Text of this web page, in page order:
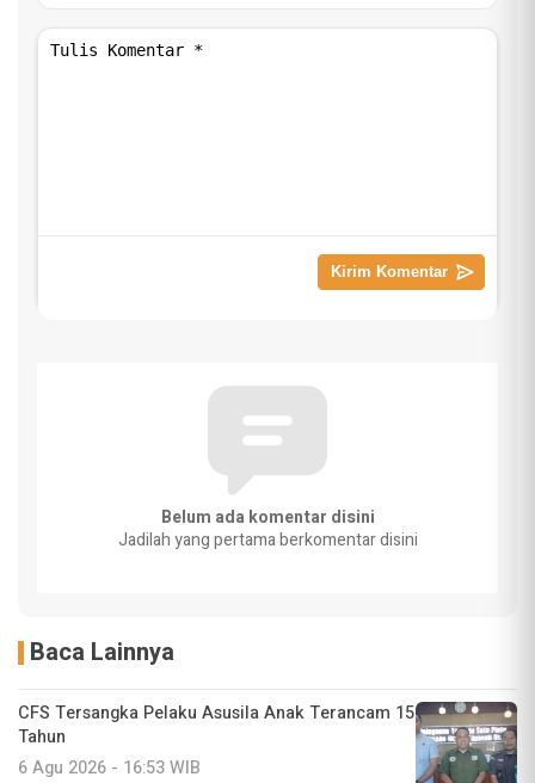
Belum ada komentar disini
Jadilah yang pertama berkomentar disini
Baca Lainnya
CFS Tersangka Pelaku Asusila Anak Terancam 15
Tahun
6 Agu 2026 - 16:53 WIB